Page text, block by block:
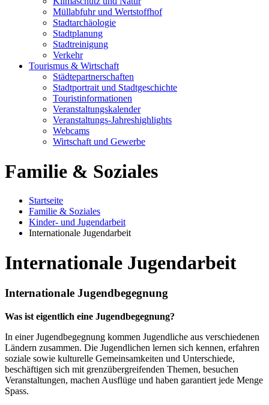
Müllabfuhr und Wertstoffhof
Stadtarchäologie
Stadtplanung
Stadtreinigung
Verkehr
Tourismus & Wirtschaft
Städtepartnerschaften
Stadtportrait und Stadtgeschichte
Touristinformationen
Veranstaltungskalender
Veranstaltungs-Jahreshighlights
Webcams
Wirtschaft und Gewerbe
Familie & Soziales
Startseite
Familie & Soziales
Kinder- und Jugendarbeit
Internationale Jugendarbeit
Internationale Jugendarbeit
Internationale Jugendbegegnung
Was ist eigentlich eine Jugendbegegnung?
In einer Jugendbegegnung kommen Jugendliche aus verschiedenen
Ländern zusammen. Die Jugendlichen lernen sich kennen, erfahren
soziale sowie kulturelle Gemeinsamkeiten und Unterschiede,
beschäftigen sich mit grenzübergreifenden Themen, besuchen
Veranstaltungen, machen Ausflüge und haben garantiert jede Menge
Spass.